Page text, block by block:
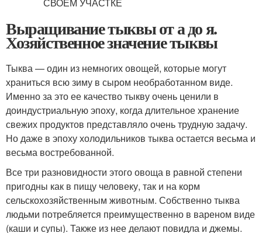
Выращивание тыквы от а до я.
Хозяйственное значение тыквы
Тыква — один из немногих овощей, которые могут
храниться всю зиму в сыром необработанном виде.
Именно за это ее качество тыкву очень ценили в
доиндустриальную эпоху, когда длительное хранение
свежих продуктов представляло очень трудную задачу.
Но даже в эпоху холодильников тыква остается весьма и
весьма востребованной.
Все три разновидности этого овоща в равной степени
пригодны как в пищу человеку, так и на корм
сельскохозяйственным животным. Собственно тыква
людьми потребляется преимущественно в вареном виде
(каши и супы). Также из нее делают повидла и джемы.